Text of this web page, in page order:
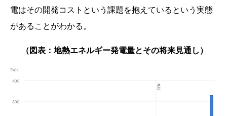
電はその開発コストという課題を抱えているという実態
があることがわかる。
（図表：地熱エネルギー発電量とその将来見通し）